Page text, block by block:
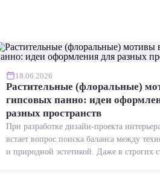
18.06.2026
Растительные (флоральные)
гипсовых панно: идеи
разных пространств
При разработке дизайн-проекта
встает вопрос поиска баланса между
и природной эстетикой. Даже в строгих